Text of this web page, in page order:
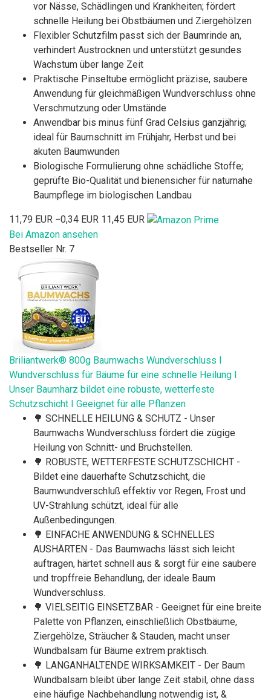
vor Nässe, Schädlingen und Krankheiten; fördert
schnelle Heilung bei Obstbäumen und Ziergehölzen
Flexibler Schutzfilm passt sich der Baumrinde an,
verhindert Austrocknen und unterstützt gesundes
Wachstum über lange Zeit
Praktische Pinseltube ermöglicht präzise, saubere
Anwendung für gleichmäßigen Wundverschluss ohne
Verschmutzung oder Umstände
Anwendbar bis minus fünf Grad Celsius ganzjährig;
ideal für Baumschnitt im Frühjahr, Herbst und bei
akuten Baumwunden
Biologische Formulierung ohne schädliche Stoffe;
geprüfte Bio-Qualität und bienensicher für naturnahe
Baumpflege im biologischen Landbau
11,79 EUR −0,34 EUR 11,45 EUR
Bei Amazon ansehen
Bestseller Nr. 7
Briliantwerk® 800g Baumwachs Wundverschluss I
Wundverschluss für Bäume für eine schnelle Heilung I
Unser Baumharz bildet eine robuste, wetterfeste
Schutzschicht I Geeignet für alle Pflanzen
🌳 SCHNELLE HEILUNG & SCHUTZ - Unser
Baumwachs Wundverschluss fördert die zügige
Heilung von Schnitt- und Bruchstellen.
🌳 ROBUSTE, WETTERFESTE SCHUTZSCHICHT -
Bildet eine dauerhafte Schutzschicht, die
Baumwundverschluß effektiv vor Regen, Frost und
UV-Strahlung schützt, ideal für alle
Außenbedingungen.
🌳 EINFACHE ANWENDUNG & SCHNELLES
AUSHÄRTEN - Das Baumwachs lässt sich leicht
auftragen, härtet schnell aus & sorgt für eine saubere
und tropffreie Behandlung, der ideale Baum
Wundverschluss.
🌳 VIELSEITIG EINSETZBAR - Geeignet für eine breite
Palette von Pflanzen, einschließlich Obstbäume,
Ziergehölze, Sträucher & Stauden, macht unser
Wundbalsam für Bäume extrem praktisch.
🌳 LANGANHALTENDE WIRKSAMKEIT - Der Baum
Wundbalsam bleibt über lange Zeit stabil, ohne dass
eine häufige Nachbehandlung notwendig ist, &